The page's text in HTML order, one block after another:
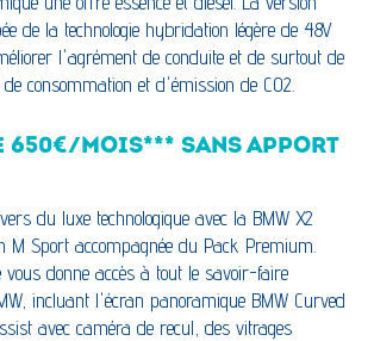
de la technologie hybridation légère de 48V
l'agrément de conduite et de surtout de
consommation et d'émission de CO2.
650€/MOIS*** SANS APPORT
du luxe technologique avec la BMW X2
M Sport accompagnée du Pack Premium.
vous donne accès à tout le savoir-faire
incluant l'écran panoramique BMW Curved
avec caméra de recul, des vitrages